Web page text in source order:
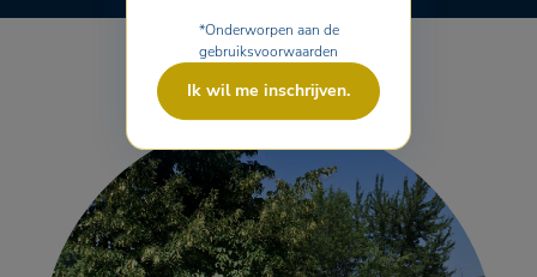
*Onderworpen aan de
gebruiksvoorwaarden
Ik wil me inschrijven.